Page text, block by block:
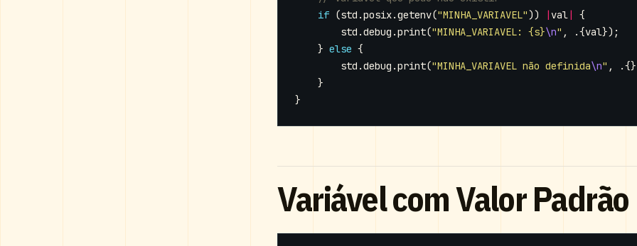
if (std .posix.getenv("MINHA_VARIAVEL")) | val|
{
std .debug .print("MINHA_VARIAVEL: {s}\n" , .{val});
} else {
std .debug .print("MINHA_VARIAVEL não definida\n" ,
}
}
Variável com Valor Padrão